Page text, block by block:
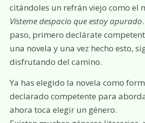
citándoles un refrán viejo como el
Vísteme despacio que estoy apurado
paso, primero declárate
una novela y una vez hecho esto,
disfrutando del camino.
Ya has elegido la novela como
declarado competente para
ahora toca elegir un género.